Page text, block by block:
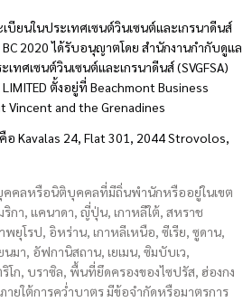
บียนในประเทศเซนต์วินเซนต์และเกรนาดีนส์
2020 ได้รับอนุญาตโดย สำนักงานกำกับดูแล
ทศเซนต์วินเซนต์และเกรนาดีนส์ (SVGFSA)
ตั้งอยู่ที่ Beachmont Business
Vincent and the Grenadines
อ Kavalas 24, Flat 301, 2044 Strovolos,
บุคคลหรือนิติบุคคลที่มีถิ่นพำนักหรืออยู่ในเขต
กา, แคนาดา, ญี่ปุ่น, เกาหลีใต้, สหราช
ยุโรป, อิหร่าน, เกาหลีเหนือ, ซีเรีย, ซูดาน,
นมา, อัฟกานิสถาน, เยเมน, ซิมบับเว,
ริโก, บราซิล, พื้นที่ยึดครองของไซปรัส, ฮ่องกง
ายใต้การคว่ำบาตร มีข้อจำกัดหรือมาตรการ